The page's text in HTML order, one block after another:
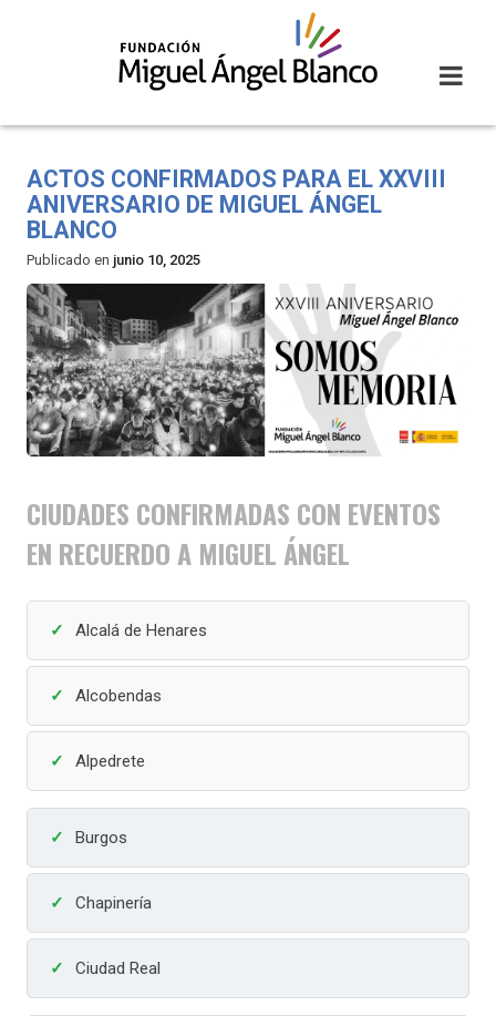
ACTOS CONFIRMADOS PARA EL XXVIII
ANIVERSARIO DE MIGUEL ÁNGEL
BLANCO
Publicado en junio 10, 2025
CIUDADES CONFIRMADAS CON EVENTOS
EN RECUERDO A MIGUEL ÁNGEL
Alcalá de Henares
Alcobendas
Alpedrete
Burgos
Chapinería
Ciudad Real